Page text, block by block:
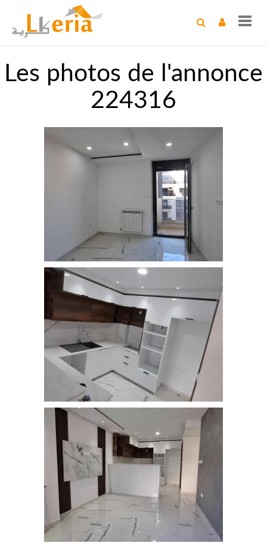
Les photos de l'annonce
224316